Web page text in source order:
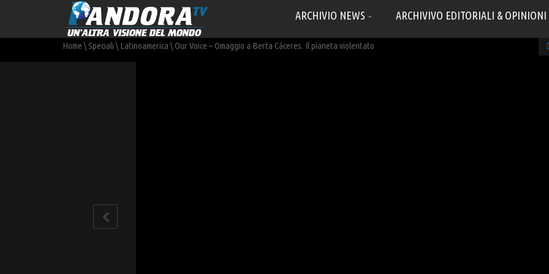
ARCHIVIO NEWS ARCHIVIVO EDITORIALI & OPINIONI
Home \ Speciali \ Latinoamerica \ Our Voice – Omaggio a Berta Cáceres. Il pianeta violentato